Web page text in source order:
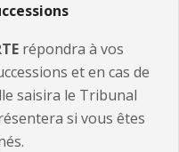
répondra à vos
et en cas de
saisira le Tribunal
si vous êtes